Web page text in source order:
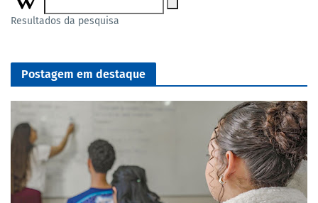
Resultados da pesquisa
Postagem em destaque